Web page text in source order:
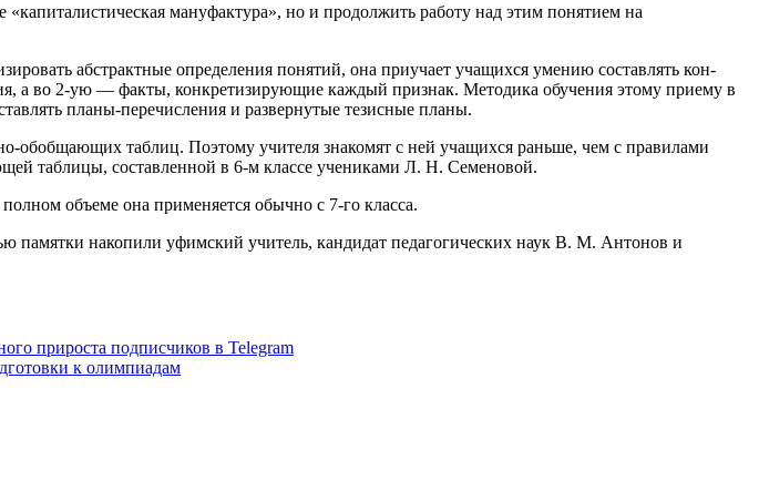
мануфактура», но и продолжить работу над этим понятием на
абстрактные определения понятий, она приучает учащихся умению составлять кон-
а во 2-ую — факты, конкретизирующие каждый признак. Методика обучения этому приему в
планы-перечисления и развернутые тезисные планы.
обобщающих таблиц. Поэтому учителя знакомят с ней учащихся раньше, чем с правилами
таблицы, составленной в 6-м классе учениками Л. Н. Семеновой.
объеме она применяется обычно с 7-го класса.
памятки накопили уфимский учитель, кандидат педагогических наук В. М. Антонов и
прироста подписчиков в Telegram
к олимпиадам